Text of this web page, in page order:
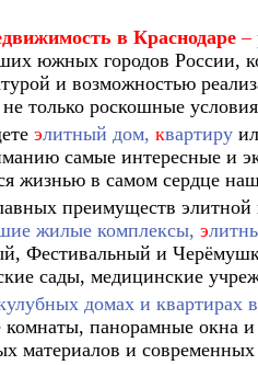
в Краснодаре–
южных городов России,
и возможностью
не только роскошные
элитный дом, квартиру
самые интересные и
жизнью в самом сердце
преимуществ элитной
жилые комплексы, э
Фестивальный и
сады, медицинские
домах и квартирах
панорамные окна и
материалов и